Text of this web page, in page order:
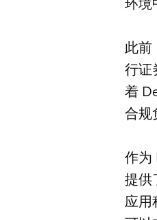
此前
行证
着
合规
作为
提供
应用